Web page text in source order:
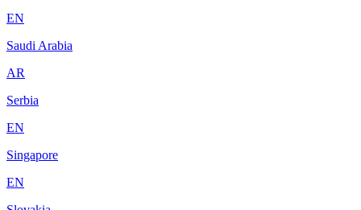
EN
Saudi Arabia
AR
Serbia
EN
Singapore
EN